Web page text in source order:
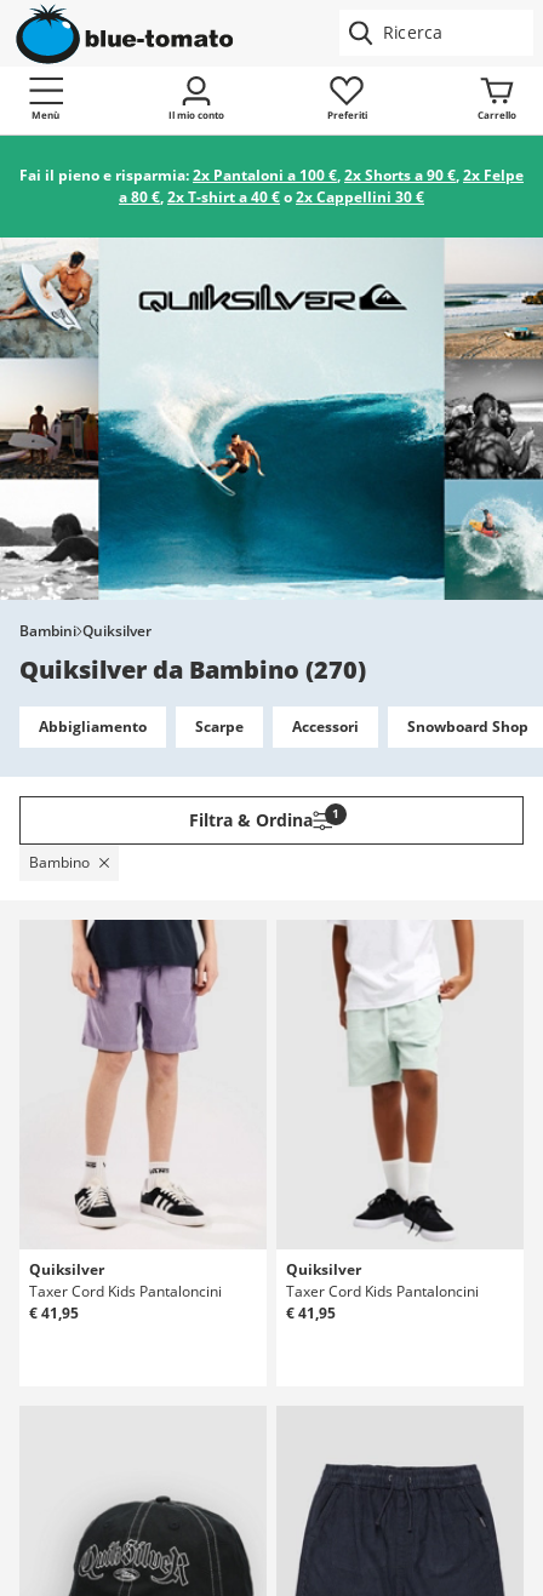
Menù Il mio conto Preferiti Carrello
Fai il pieno e risparmia:2x Pantaloni a 100 €,2x Shorts a 90 €,2x Felpe
a 80 €,2x T-shirt a 40 €o2x Cappellini 30 €
Bambini Quiksilver
Quiksilver da Bambino (270)
Abbigliamento Scarpe Accessori Snowboard Shop
Filtra & Ordina 1
Bambino
Quiksilver
Taxer Cord Kids Pantaloncini
€ 41,95
Quiksilver
Taxer Cord Kids Pantaloncini
€ 41,95